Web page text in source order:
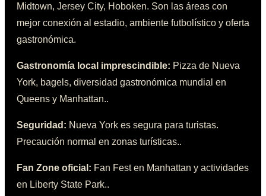
Midtown, Jersey City, Hoboken. Son las áreas con
mejor conexión al estadio, ambiente futbolístico y oferta
gastronómica.
Gastronomía local imprescindible: Pizza de Nueva
York, bagels, diversidad gastronómica mundial en
Queens y Manhattan..
Seguridad: Nueva York es segura para turistas.
Precaución normal en zonas turísticas..
Fan Zone oficial: Fan Fest en Manhattan y actividades
en Liberty State Park..